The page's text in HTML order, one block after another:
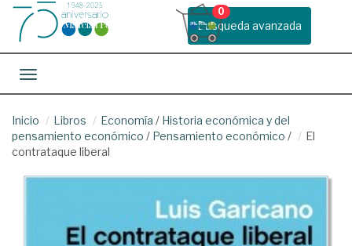
Busqueda avanzada
0
Toggle navigation
Inicio Libros Economía / Historia económica y del
pensamiento económico / Pensamiento económico /
El
contrataque liberal